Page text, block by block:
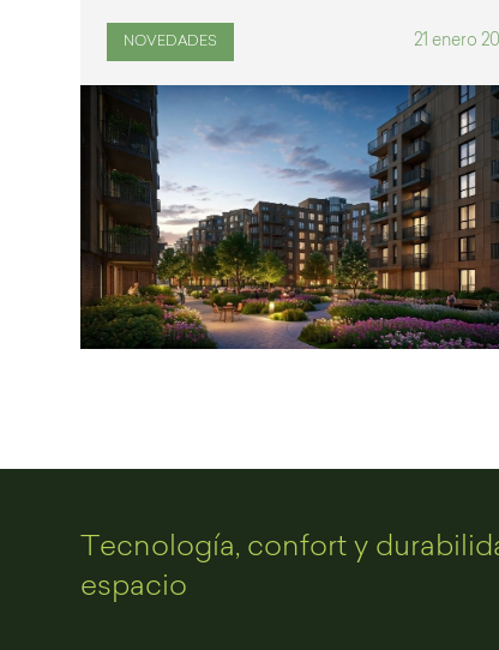
NOVEDADES 21 enero
Tecnología, confort y
espacio